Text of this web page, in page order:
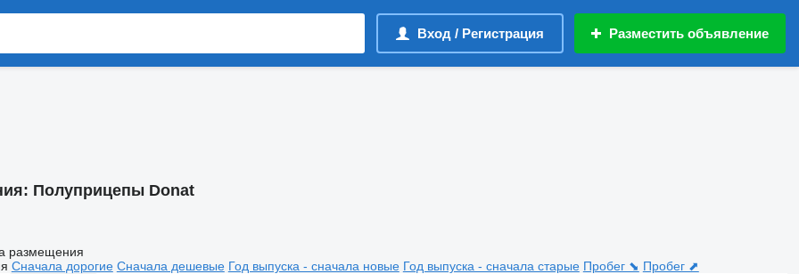
Вход / Регистрация Разместить объявление
Полуприцепы Donat
размещения
Сначала дорогие Сначала дешевые Год выпуска - сначала новые Год выпуска - сначала старые Пробег ⬊ Пробег ⬈